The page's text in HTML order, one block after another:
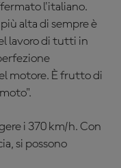
l'italiano.
alta di sempre è
lavoro di tutti in
motore. È frutto di
i 370 km/h. Con
si possono